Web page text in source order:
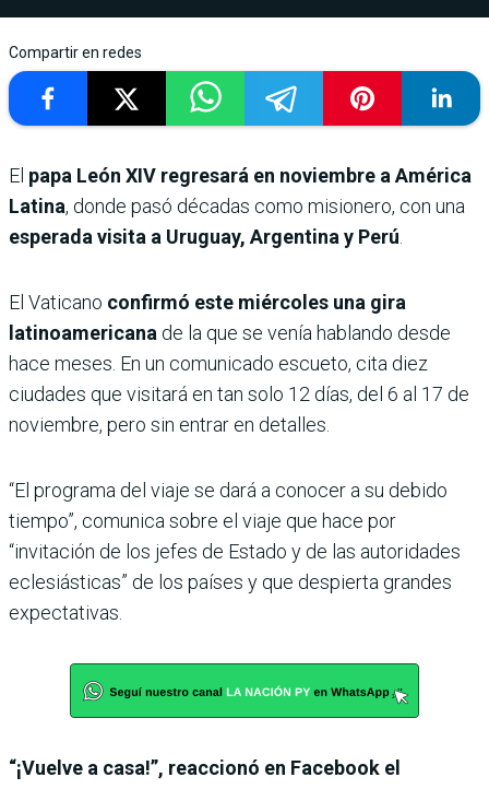
Compartir en redes
El papa León XIV regresará en noviembre a América
Latina, donde pasó décadas como misionero, con una
esperada visita a Uruguay, Argentina y Perú
El Vaticano confirmó este miércoles una gira
latinoamericana de la que se venía hablando desde
hace meses. En un comunicado escueto, cita diez
ciudades que visitará en tan solo 12 días, del 6 al 17 de
noviembre, pero sin entrar en detalles.
“El programa del viaje se dará a conocer a su debido
tiempo”, comunica sobre el viaje que hace por
“invitación de los jefes de Estado y de las autoridades
eclesiásticas” de los países y que despierta grandes
expectativas.
“¡Vuelve a casa!”, reaccionó en Facebook el